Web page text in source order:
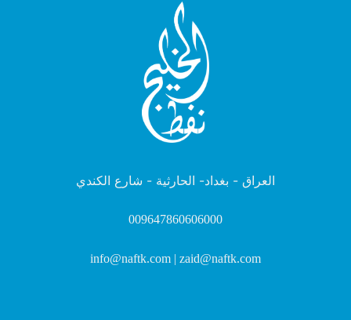
العراق - بغداد- الحارثية - شارع الكندي
009647860606000
info@naftk.com | zaid@naftk.com